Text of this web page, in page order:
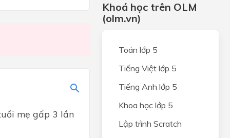
mẹ gấp 3 lần
Khoá học trên OLM
(olm.vn)
Toán lớp 5
Tiếng Việt lớp 5
Tiếng Anh lớp 5
Khoa học lớp 5
Lập trình Scratch